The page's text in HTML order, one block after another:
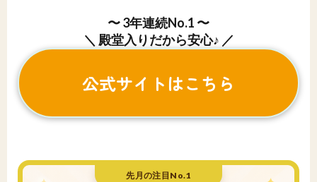
〜 3年連続No.1 〜
＼ 殿堂入りだから安心♪ ／
公式サイトはこちら
先月の注目No.1